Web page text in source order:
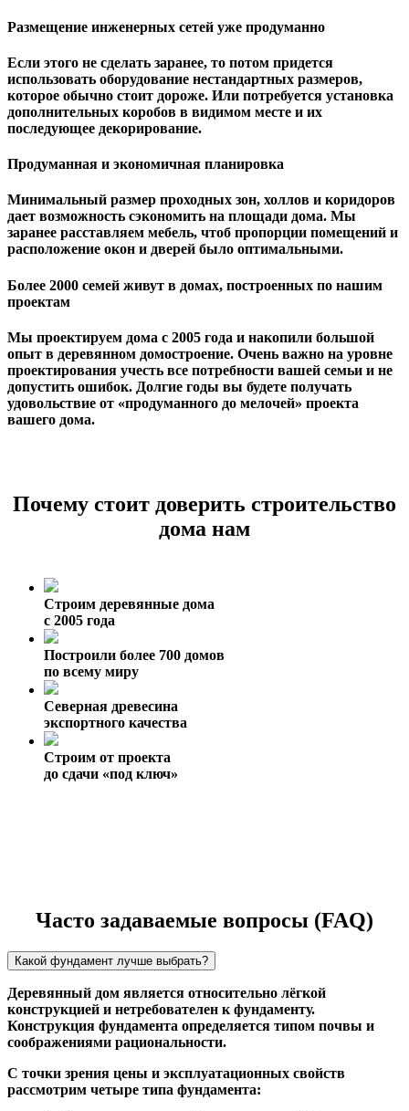
Размещение инженерных сетей уже продуманно
Если этого не сделать заранее, то потом придется
использовать оборудование нестандартных размеров,
которое обычно стоит дороже. Или потребуется установка
дополнительных коробов в видимом месте и их
последующее декорирование.
Продуманная и экономичная планировка
Минимальный размер проходных зон, холлов и коридоров
дает возможность сэкономить на площади дома. Мы
заранее расставляем мебель, чтоб пропорции помещений и
расположение окон и дверей было оптимальными.
Более 2000 семей живут в домах, построенных по нашим
проектам
Мы проектируем дома с 2005 года и накопили большой
опыт в деревянном домостроение. Очень важно на уровне
проектирования учесть все потребности вашей семьи и не
допустить ошибок. Долгие годы вы будете получать
удовольствие от «продуманного до мелочей» проекта
вашего дома.
Почему стоит доверить строительство
дома нам
Строим деревянные дома
с 2005 года
Построили более 700 домов
по всему миру
Северная древесина
экспортного качества
Строим от проекта
до сдачи «под ключ»
Часто задаваемые вопросы (FAQ)
Какой фундамент лучше выбрать?
Деревянный дом является относительно лёгкой
конструкцией и нетребователен к фундаменту.
Конструкция фундамента определяется типом почвы и
соображениями рациональности.
С точки зрения цены и эксплуатационных свойств
рассмотрим четыре типа фундамента: